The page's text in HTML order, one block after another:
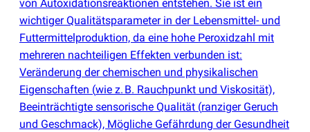
von Autoxidationsreaktionen entstehen. Sie ist ein
wichtiger Qualitätsparameter in der Lebensmittel- und
Futtermittelproduktion, da eine hohe Peroxidzahl mit
mehreren nachteiligen Effekten verbunden ist:
Veränderung der chemischen und physikalischen
Eigenschaften (wie z. B. Rauchpunkt und Viskosität),
Beeinträchtigte sensorische Qualität (ranziger Geruch
und Geschmack), Mögliche Gefährdung der Gesundheit